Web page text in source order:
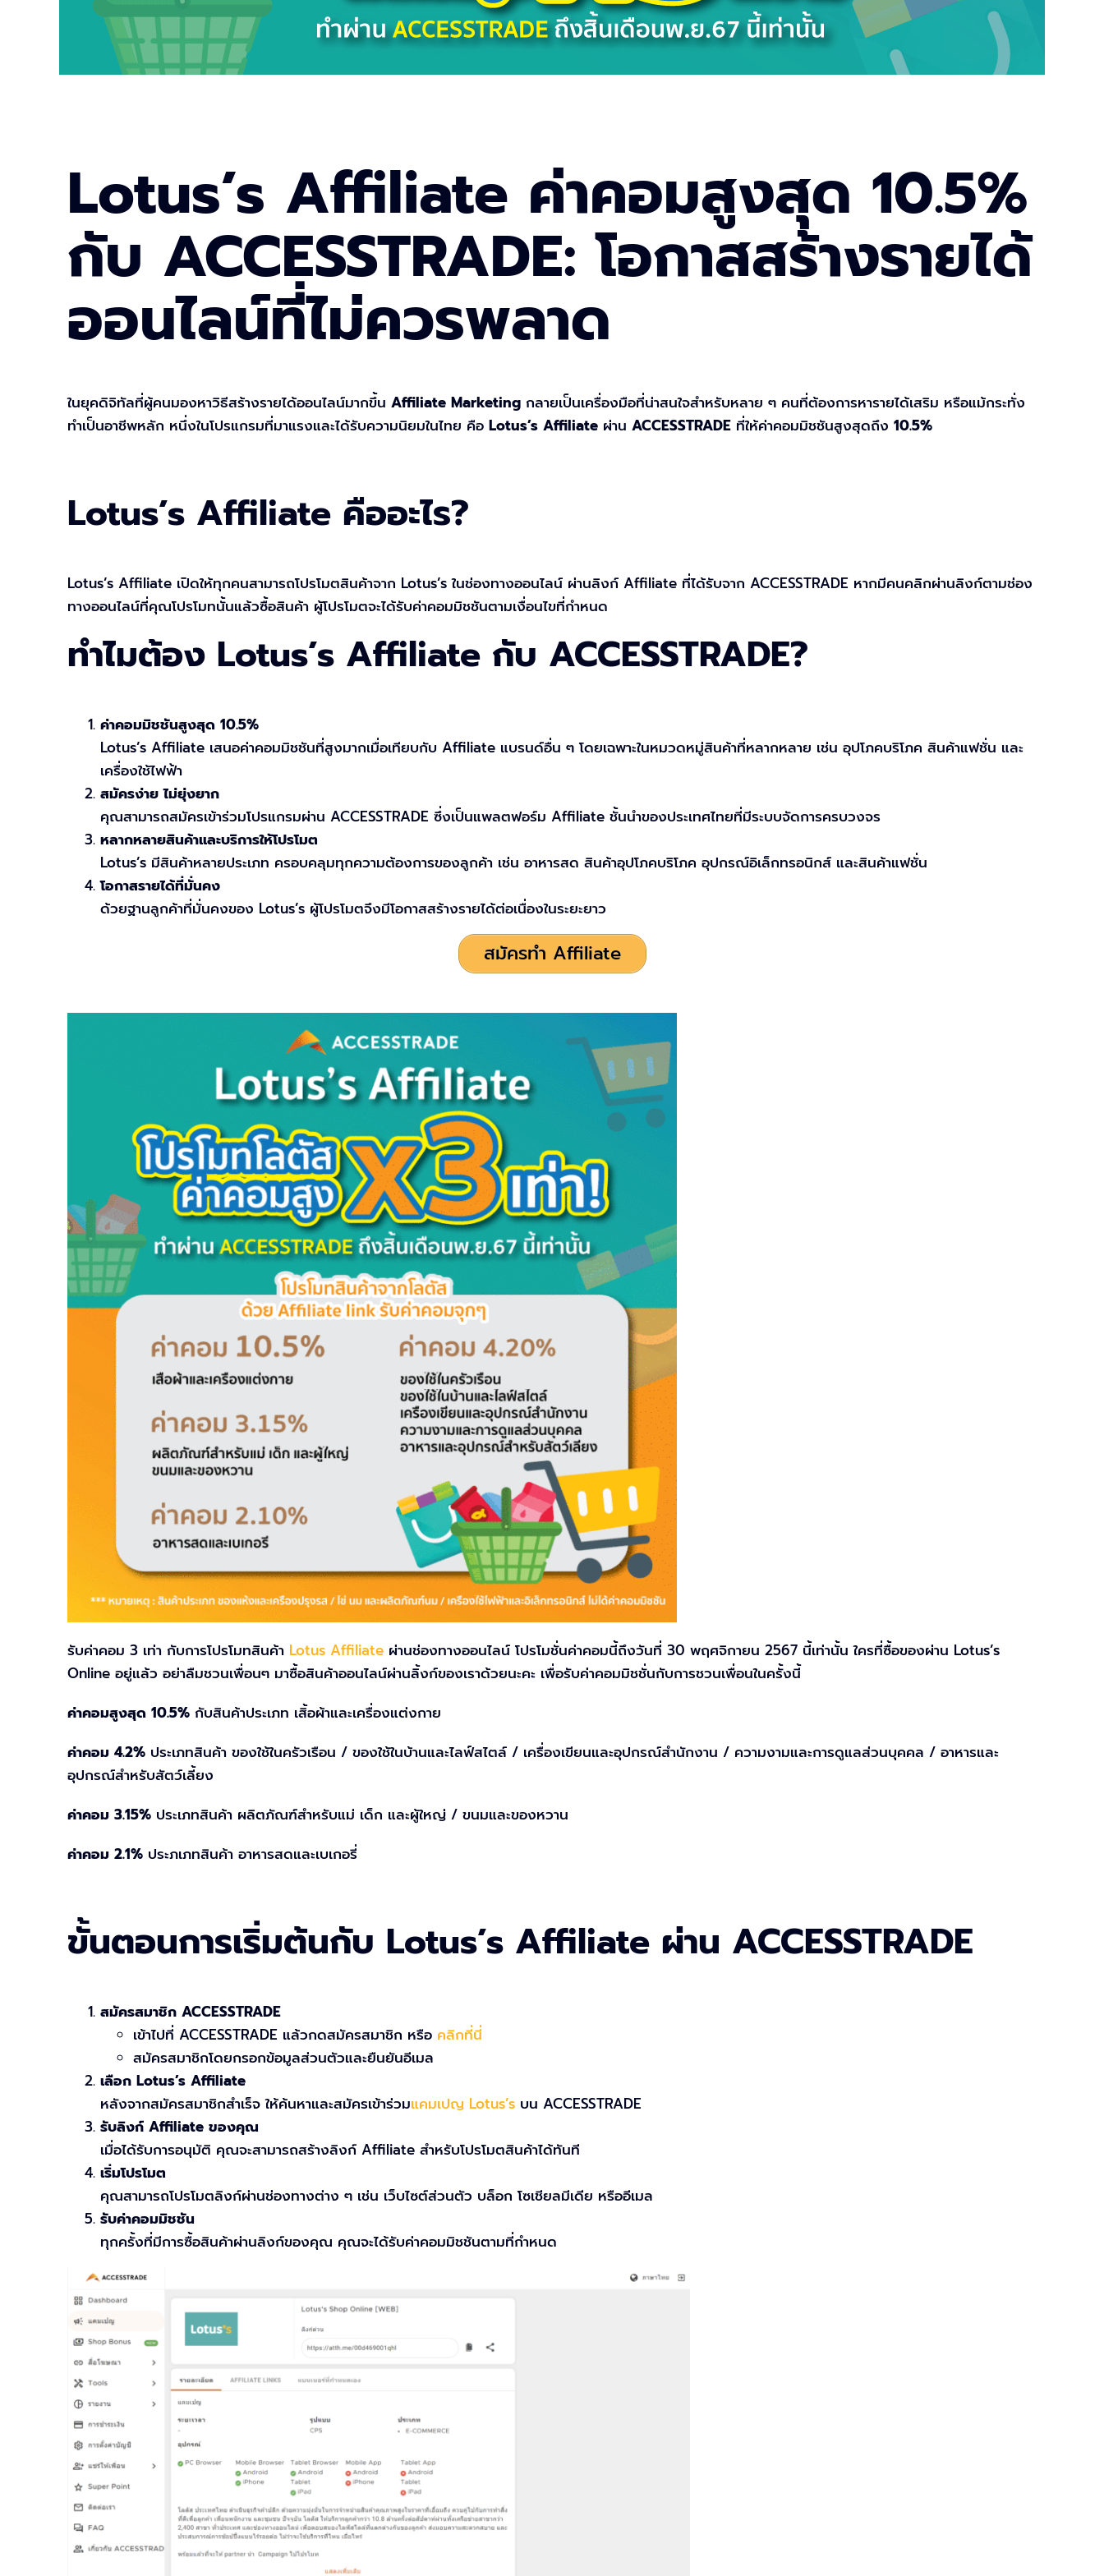
Lotus’s Affiliate ค่าคอมสูงสุด 10.5%
กับ ACCESSTRADE: โอกาสสร้างรายได้
ออนไลน์ที่ไม่ควรพลาด
ในยุคดิจิทัลที่ผู้คนมองหาวิธีสร้างรายได้ออนไลน์มากขึ้น Affiliate Marketing กลายเป็นเครื่องมือที่น่าสนใจสำหรับหลาย ๆ คนที่ต้องการหารายได้เสริม หรือแม้กระทั่ง
ทำเป็นอาชีพหลัก หนึ่งในโปรแกรมที่มาแรงและได้รับความนิยมในไทย คือ Lotus’s Affiliate ผ่าน ACCESSTRADE ที่ให้ค่าคอมมิชชันสูงสุดถึง 10.5%
Lotus’s Affiliate คืออะไร?
Lotus’s Affiliate เปิดให้ทุกคนสามารถโปรโมตสินค้าจาก Lotus’s ในช่องทางออนไลน์ ผ่านลิงก์ Affiliate ที่ได้รับจาก ACCESSTRADE หากมีคนคลิกผ่านลิงก์ตามช่อง
ทางออนไลน์ที่คุณโปรโมทนั้นแล้วซื้อสินค้า ผู้โปรโมตจะได้รับค่าคอมมิชชันตามเงื่อนไขที่กำหนด
ทำไมต้อง Lotus’s Affiliate กับ ACCESSTRADE?
ค่าคอมมิชชันสูงสุด 10.5%
Lotus’s Affiliate เสนอค่าคอมมิชชันที่สูงมากเมื่อเทียบกับ Affiliate แบรนด์อื่น ๆ โดยเฉพาะในหมวดหมู่สินค้าที่หลากหลาย เช่น อุปโภคบริโภค สินค้าแฟชั่น และ
เครื่องใช้ไฟฟ้า
สมัครง่าย ไม่ยุ่งยาก
คุณสามารถสมัครเข้าร่วมโปรแกรมผ่าน ACCESSTRADE ซึ่งเป็นแพลตฟอร์ม Affiliate ชั้นนำของประเทศไทยที่มีระบบจัดการครบวงจร
หลากหลายสินค้าและบริการให้โปรโมต
Lotus’s มีสินค้าหลายประเภท ครอบคลุมทุกความต้องการของลูกค้า เช่น อาหารสด สินค้าอุปโภคบริโภค อุปกรณ์อิเล็กทรอนิกส์ และสินค้าแฟชั่น
โอกาสรายได้ที่มั่นคง
ด้วยฐานลูกค้าที่มั่นคงของ Lotus’s ผู้โปรโมตจึงมีโอกาสสร้างรายได้ต่อเนื่องในระยะยาว
สมัครทำ Affiliate
รับค่าคอม 3 เท่า กับการโปรโมทสินค้า Lotus Affiliate ผ่านช่องทางออนไลน์ โปรโมชั่นค่าคอมนี้ถึงวันที่ 30 พฤศจิกายน 2567 นี้เท่านั้น ใครที่ซื้อของผ่าน Lotus’s
Online อยู่แล้ว อย่าลืมชวนเพื่อนๆ มาซื้อสินค้าออนไลน์ผ่านลิ้งก์ของเราด้วยนะคะ เพื่อรับค่าคอมมิชชั่นกับการชวนเพื่อนในครั้งนี้
ค่าคอมสูงสุด 10.5% กับสินค้าประเภท เสิ้อผ้าและเครื่องแต่งกาย
ค่าคอม 4.2% ประเภทสินค้า ของใช้ในครัวเรือน / ของใช้ในบ้านและไลฟ์สไตล์ / เครื่องเขียนและอุปกรณ์สำนักงาน / ความงามและการดูแลส่วนบุคคล / อาหารและ
อุปกรณ์สำหรับสัตว์เลี้ยง
ค่าคอม 3.15% ประเภทสินค้า ผลิตภัณฑ์สำหรับแม่ เด็ก และผู้ใหญ่ / ขนมและของหวาน
ค่าคอม 2.1% ประภเภทสินค้า อาหารสดและเบเกอรี่
ขั้นตอนการเริ่มต้นกับ Lotus’s Affiliate ผ่าน ACCESSTRADE
สมัครสมาชิก ACCESSTRADE
เข้าไปที่ ACCESSTRADE แล้วกดสมัครสมาชิก หรือ คลิกที่นี่
สมัครสมาชิกโดยกรอกข้อมูลส่วนตัวและยืนยันอีเมล
เลือก Lotus’s Affiliate
หลังจากสมัครสมาชิกสำเร็จ ให้ค้นหาและสมัครเข้าร่วมแคมเปญ Lotus’s บน ACCESSTRADE
รับลิงก์ Affiliate ของคุณ
เมื่อได้รับการอนุมัติ คุณจะสามารถสร้างลิงก์ Affiliate สำหรับโปรโมตสินค้าได้ทันที
เริ่มโปรโมต
คุณสามารถโปรโมตลิงก์ผ่านช่องทางต่าง ๆ เช่น เว็บไซต์ส่วนตัว บล็อก โซเชียลมีเดีย หรืออีเมล
รับค่าคอมมิชชัน
ทุกครั้งที่มีการซื้อสินค้าผ่านลิงก์ของคุณ คุณจะได้รับค่าคอมมิชชันตามที่กำหนด